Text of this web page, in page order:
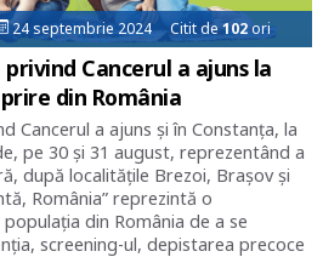
24 septembrie 2024 Citit de102 ori
Cancerul a ajuns la
din România
Cancerul a ajuns şi în Constanţa, la
pe 30 şi 31 august, reprezentând a
după localităţile Brezoi, Braşov şi
România” reprezintă o
din România de a se
screening-ul, depistarea precoce